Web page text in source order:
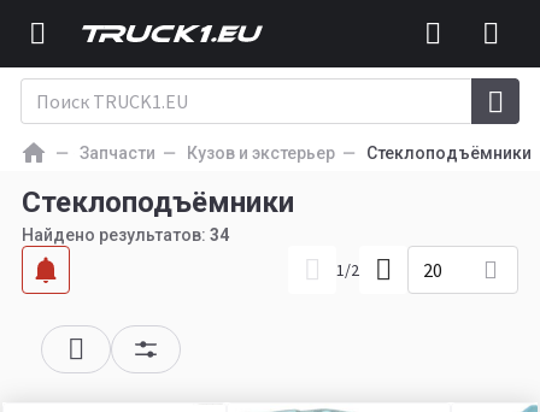
Запчасти Кузов и экстерьер Стеклоподъёмники
Стеклоподъёмники
Найдено результатов: 34
1/2 20